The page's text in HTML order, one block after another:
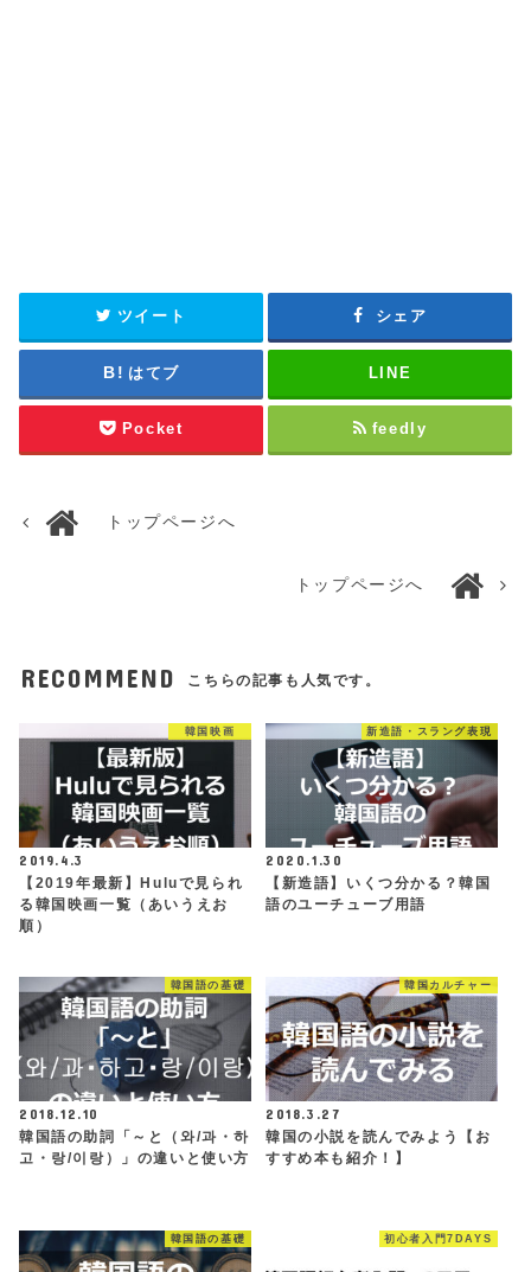
ツイート シェア
はてブ LINE
Pocket feedly
トップページへ
トップページへ
RECOMMEND こちらの記事も人気です。
韓国映画
2019.4.3
【2019年最新】Huluで見られ
る韓国映画一覧（あいうえお
順）
新造語・スラング表現
2020.1.30
【新造語】いくつ分かる？韓国
語のユーチューブ用語
韓国語の基礎
2018.12.10
韓国語の助詞「～と（와/과・하
고・랑/이랑）」の違いと使い方
韓国カルチャー
2018.3.27
韓国の小説を読んでみよう【お
すすめ本も紹介！】
韓国語の基礎 初心者入門7DAYS